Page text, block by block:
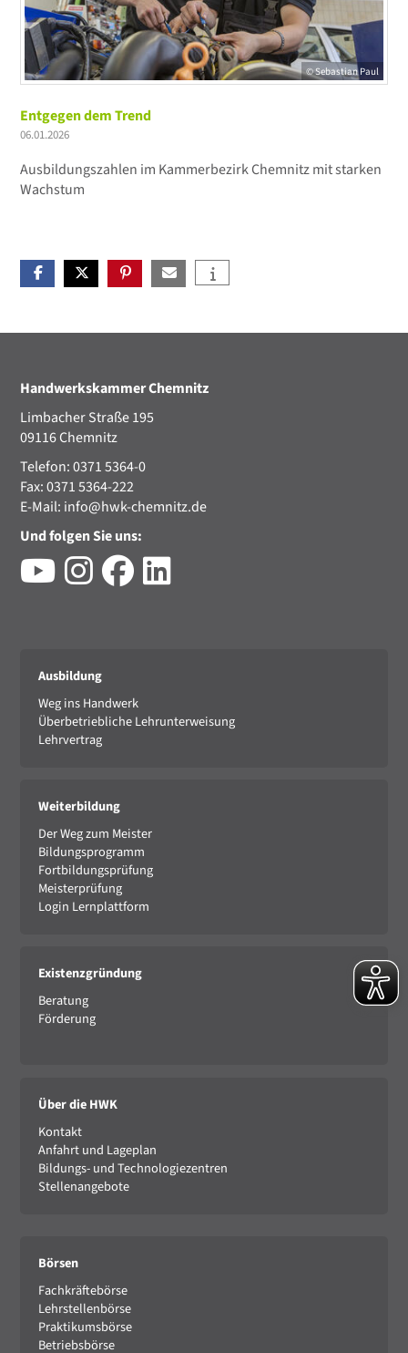
© Sebastian Paul
Entgegen dem Trend
06.01.2026
Ausbildungszahlen im Kammerbezirk Chemnitz mit starken
Wachstum
Handwerkskammer Chemnitz
Limbacher Straße 195
09116 Chemnitz
Telefon: 0371 5364-0
Fax: 0371 5364-222
E-Mail: info@hwk-chemnitz.de
Und folgen Sie uns:
Ausbildung
Weg ins Handwerk
Überbetriebliche Lehrunterweisung
Lehrvertrag
Weiterbildung
Der Weg zum Meister
Bildungsprogramm
Fortbildungsprüfung
Meisterprüfung
Login Lernplattform
Existenzgründung
Beratung
Förderung
Über die HWK
Kontakt
Anfahrt und Lageplan
Bildungs- und Technologiezentren
Stellenangebote
Börsen
Fachkräftebörse
Lehrstellenbörse
Praktikumsbörse
Betriebsbörse